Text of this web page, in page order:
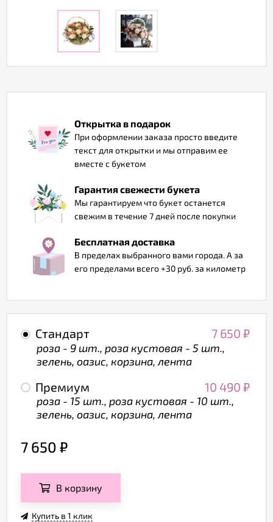
конфиденциальности
Открытка в подарок
При оформлении заказа просто введите
текст для открытки и мы отправим ее
вместе с букетом
Гарантия свежести букета
Мы гарантируем что букет останется
свежим в течение 7 дней после покупки
Бесплатная доставка
В пределах выбранного вами города. А за
его пределами всего +30 руб. за километр
Стандарт 7 650 ₽
роза - 9 шт., роза кустовая - 5 шт.,
зелень, оазис, корзина, лента
Премиум 10 490 ₽
роза - 15 шт., роза кустовая - 10 шт.,
зелень, оазис, корзина, лента
7 650 ₽
В корзину
Купить в 1 клик